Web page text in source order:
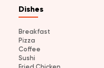
Dishes
Breakfast
Pizza
Coffee
Sushi